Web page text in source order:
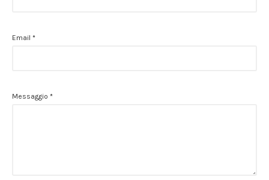
Email *
Messaggio *